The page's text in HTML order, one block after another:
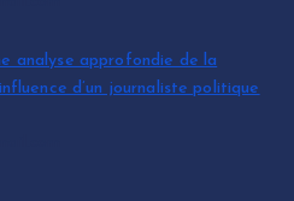
analyse approfondie de la
d’un journaliste politique